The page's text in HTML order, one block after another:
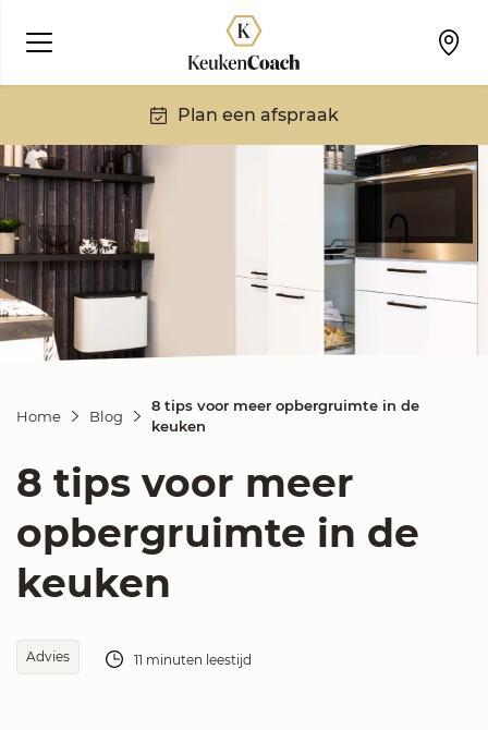
Plan een afspraak
Home Blog
8 tips voor meer opbergruimte in de
keuken
8 tips voor meer
opbergruimte in de
keuken
Advies 11 minuten leestijd